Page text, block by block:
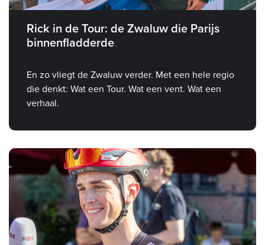
Rick in de Tour: de Zwaluw die Parijs
binnenfladderde
En zo vliegt de Zwaluw verder. Met een hele regio
die denkt: Wat een Tour. Wat een vent. Wat een
verhaal.